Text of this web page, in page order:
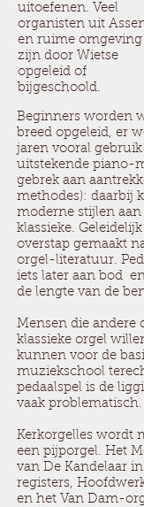
uitoefenen. Veel
organisten uit
en ruime omgeving
zijn door Wietse
opgeleid of
bijgeschoold.
Beginners worden
breed opgeleid, er
jaren vooral
uitstekende piano-
gebrek aan
methodes): daarbij
moderne stijlen aan
klassieke.
overstap gemaakt
orgel-literatuur.
iets later aan bod
de lengte van de
Mensen die andere
klassieke orgel
kunnen voor de
muziekschool
pedaalspel is de
vaak problematisch.
Kerkorgelles wordt
een pijporgel. Het
van De Kandelaar
registers,
en het Van Dam-